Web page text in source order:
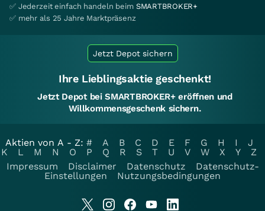
✅ Jederzeit einfach handeln beim SMARTBROKER+
✅ mehr als 25 Jahre Marktpräsenz
Jetzt Depot sichern
Ihre Lieblingsaktie geschenkt!
Jetzt Depot bei SMARTBROKER+ eröffnen und
Willkommensgeschenk sichern.
Aktien von A - Z: # A B C D E F G H I
J
K
L M N O P Q R S T U V W X Y
Z
Impressum
Disclaimer Datenschutz
Datenschutz-
Einstellungen
Nutzungsbedingungen